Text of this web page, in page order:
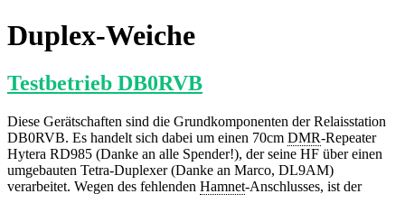
Duplex-Weiche
Testbetrieb DB0RVB
Diese Gerätschaften sind die Grundkomponenten der Relaisstation
DB0RVB. Es handelt sich dabei um einen 70cm DMR-Repeater
Hytera RD985 (Danke an alle Spender!), der seine HF über einen
umgebauten Tetra-Duplexer (Danke an Marco, DL9AM)
verarbeitet. Wegen des fehlenden Hamnet-Anschlusses, ist der